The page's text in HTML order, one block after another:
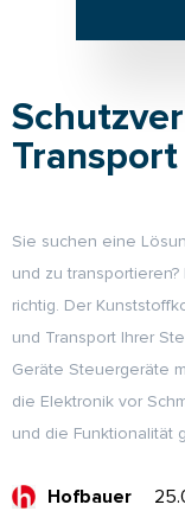
Sie suchen eine
und zu
richtig. Der
und Transport Ihrer
Geräte Steuergeräte
die Elektronik vor
und die Funktionalität
Hofbauer